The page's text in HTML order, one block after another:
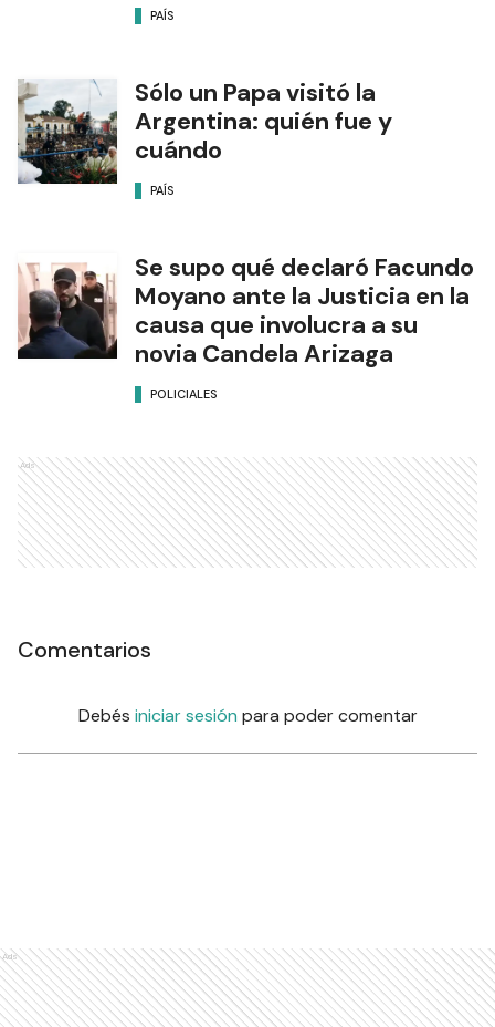
PAÍS
Sólo un Papa visitó la
Argentina: quién fue y
cuándo
PAÍS
Se supo qué declaró Facundo
Moyano ante la Justicia en la
causa que involucra a su
novia Candela Arizaga
POLICIALES
Ads
Comentarios
Debés iniciar sesión para poder comentar
Ads